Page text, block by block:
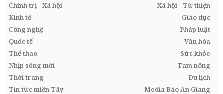
Chính trị - Xã hội
Xã hội - Từ thiện
Kinh tế
Giáo dục
Công nghệ
Pháp luật
Quốc tế
Văn hóa
Thể thao
Sức khỏe
Nhịp sống mới
Tam nông
Thời trang
Du lịch
Tin tức miền Tây
Media Báo An Giang